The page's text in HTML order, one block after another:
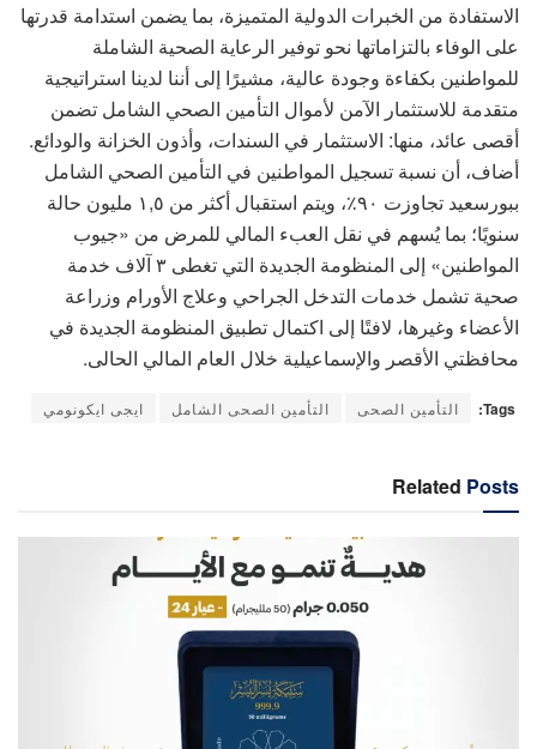
الاستفادة من الخبرات الدولية المتميزة، بما يضمن استدامة قدرتها
على الوفاء بالتزاماتها نحو توفير الرعاية الصحية الشاملة
للمواطنين بكفاءة وجودة عالية، مشيرًا إلى أننا لدينا استراتيجية
متقدمة للاستثمار الآمن لأموال التأمين الصحي الشامل تضمن
أقصى عائد، منها: الاستثمار في السندات، وأذون الخزانة والودائع.
أضاف، أن نسبة تسجيل المواطنين في التأمين الصحي الشامل
ببورسعيد تجاوزت ٩٠٪، ويتم استقبال أكثر من ١,٥ مليون حالة
سنويًا؛ بما يُسهم في نقل العبء المالي للمرض من «جيوب
المواطنين» إلى المنظومة الجديدة التي تغطى ٣ آلاف خدمة
صحية تشمل خدمات التدخل الجراحي وعلاج الأورام وزراعة
الأعضاء وغيرها، لافتًا إلى اكتمال تطبيق المنظومة الجديدة في
محافظتي الأقصر والإسماعيلية خلال العام المالي الحالى.
Tags: التأمين الصحى التأمين الصحى الشامل ايجى ايكونومي
Related Posts